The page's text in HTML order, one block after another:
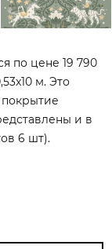
по цене 19 790
м. Это
и в
6 шт).